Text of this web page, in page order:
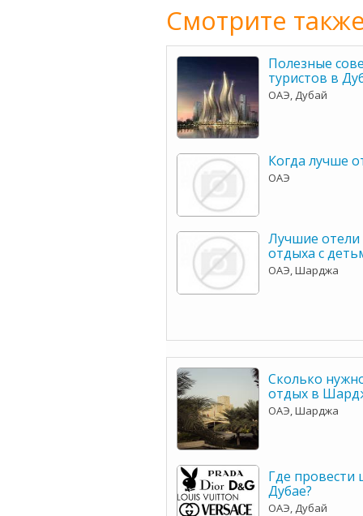
Смотрите
Полезные
туристов в
ОАЭ, Дубай
Когда лучше
ОАЭ
Лучшие
отдыха с
ОАЭ, Шарджа
Сколько
отдых в
ОАЭ, Шарджа
Где
Дубае?
ОАЭ, Дубай